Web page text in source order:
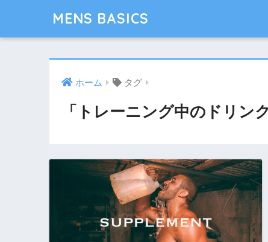
MENS BASICS
ホーム タグ
「トレーニング中のドリン